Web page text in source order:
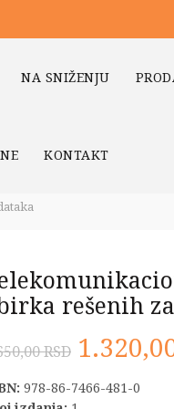
NA SNIŽENJU
KONTAKT
rešenih
RSD
cena
978-86-7466-481-0